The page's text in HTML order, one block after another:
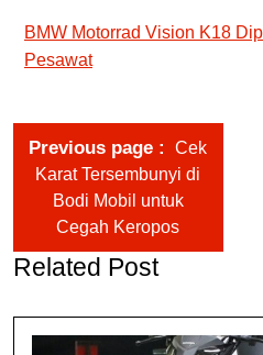
BMW Motorrad Vision K18
Pesawat
Previous page
Cek
Karat Tersembunyi di
Bodi Mobil untuk
Cegah Keropos
Related Post